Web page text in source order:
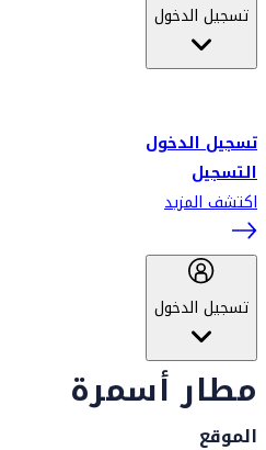
تسجيل الدخول
تسجيل الدخول
التسجيل
اكتشف المزيد
تسجيل الدخول
مطار أسمرة
الموقع